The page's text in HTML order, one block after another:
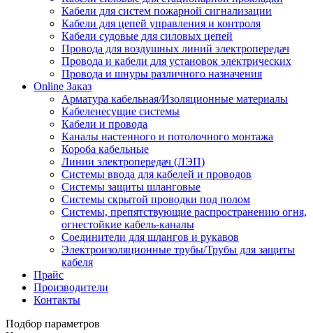
Кабели для систем пожарной сигнализации
Кабели для цепей управления и контроля
Кабели судовые для силовых цепей
Провода для воздушных линий электропередач
Провода и кабели для установок электрических
Провода и шнуры различного назначения
Online Заказ
Арматура кабельная/Изоляционные материалы
Кабеленесущие системы
Кабели и провода
Каналы настенного и потолочного монтажа
Короба кабельные
Линии электропередач (ЛЭП)
Системы ввода для кабелей и проводов
Системы защиты шланговые
Системы скрытой проводки под полом
Системы, препятствующие распространению огня,
огнестойкие кабель-каналы
Соединители для шлангов и рукавов
Электроизоляционные трубы/Трубы для защиты
кабеля
Прайс
Производители
Контакты
Подбор параметров